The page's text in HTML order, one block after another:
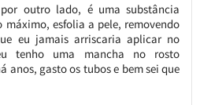
outro lado, é uma substância
esfolia a pele, removendo
eu jamais arriscaria aplicar no
tenho uma mancha no rosto
anos, gasto os tubos e bem sei que